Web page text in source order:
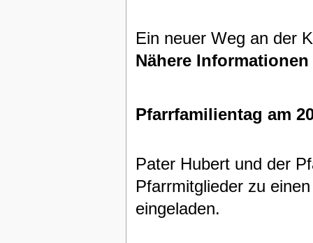
Ein neuer Weg an der
Nähere
Pfarrfamilientag am
Pater Hubert und der
Pfarrmitglieder zu
eingeladen.